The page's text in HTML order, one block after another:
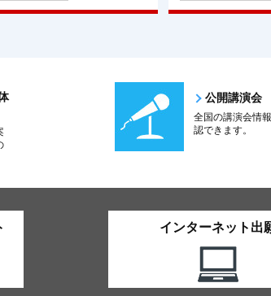
公開講演会
全国の講演会情
認できます。
インターネット出